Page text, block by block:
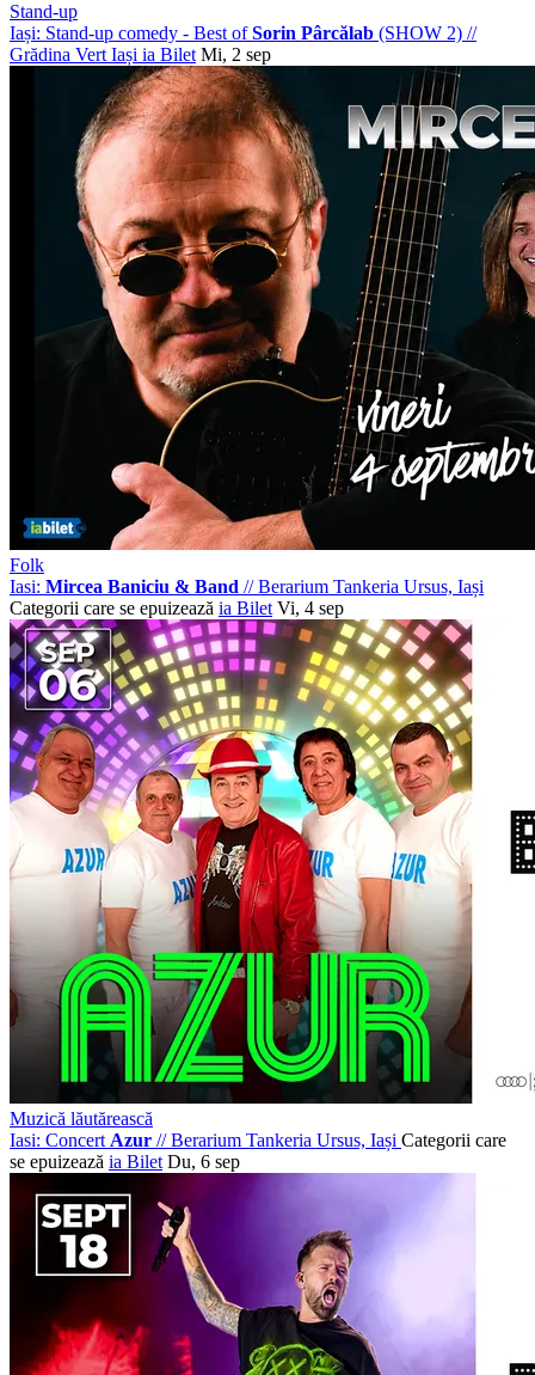
Stand-up
Iași: Stand-up comedy - Best ofSorin Pârcălab (SHOW 2) //
Grădina Vert Iași ia Bilet Mi, 2 sep
Folk
Iasi: Mircea Baniciu & Band //Berarium Tankeria Ursus, Iași
Categorii care se epuizează ia Bilet Vi, 4 sep
Muzică lăutărească
Iasi: Concert Azur //Berarium Tankeria Ursus, Iași Categorii care
se epuizează ia Bilet Du, 6 sep